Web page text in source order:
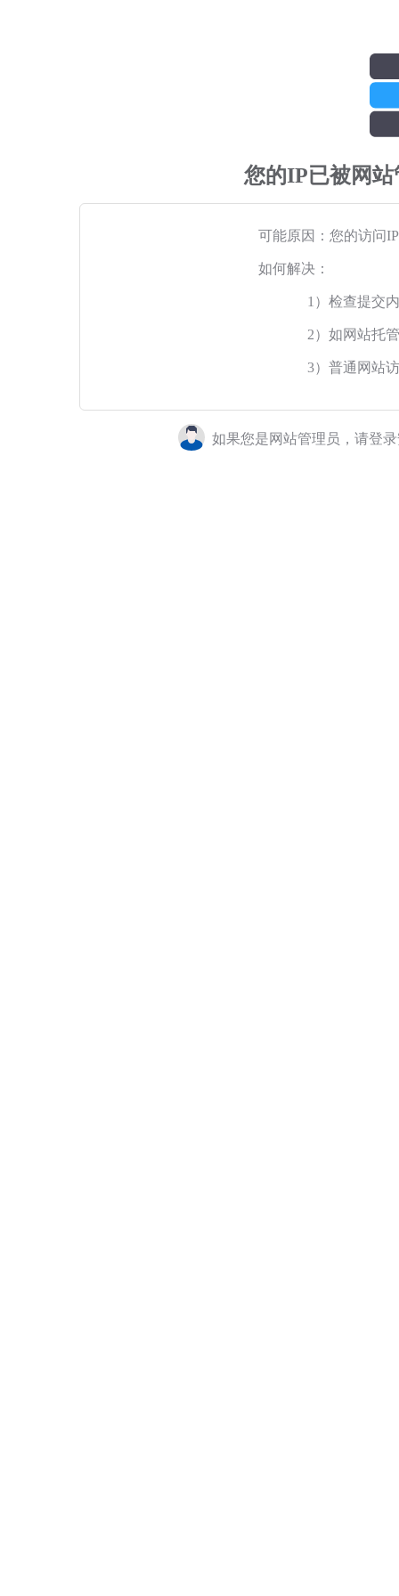
您的IP已被网
可能原因：您的访问
如何解决：
1）检查提交
2）如网站托
3）普通网站
如果您是网站管理员，请登